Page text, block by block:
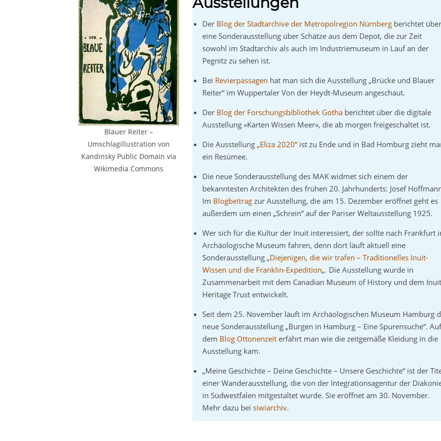
Blauer Reiter –
Umschlagillustration von
Kandinsky Public Domain via
Wikimedia Commons
Der Blog der Stadtarchive der Metropolregion Nürnberg berichtet über
eine Sonderausstellung über Schätze aus dem Depot, die zur Zeit
sowohl im Stadtarchiv als auch im Industriemuseum in Lauf an der
Pegnitz zu sehen ist.
Bei Revierpassagen hat man sich die Ausstellung „Brücke und Blauer
Reiter“ im Wuppertaler Von der Heydt-Museum angeschaut.
Der Blog der Forschungsbibliothek Gotha berichtet über die digitale
Ausstellung »Karten Wissen Meer«, die ab morgen freigeschaltet ist.
Die Ausstellung„Eliza 2020“ ist zu Ende und in Bad Homburg zieht
ein Resümee.
Die neue Sonderausstellung des MAK widmet sich einem der
bekanntesten Architekten des frühen 20. Jahrhunderts: Josef
Im Blogbeitragzur Ausstellung, die am 15. Dezember eröffnet geht es
außerdem um einen „Schrein“ auf der Pariser Weltausstellung 1925.
Wer sich für die Kultur der Inuit interessiert, der sollte nach Frankfurt
Archäologische Museum fahren, denn dort läuft aktuell eine
Sonderausstellung „Diejenigen, die wir trafen – Traditionelles Inuit-
Wissen und die Franklin-Expedition„. Die Ausstellung wurde in
Zusammenarbeit mit dem Canadian Museum of History und dem Inuit
Heritage Trust entwickelt.
Seit dem 25. November läuft im Archäologischen Museum Hamburg
neue Sonderausstellung „Burgen in Hamburg – Eine Spurensuche“.
dem Blog Ottonenzeit erfährt man wie die zeitgemäße Kleidung in die
Ausstellung kam.
„Meine Geschichte – Deine Geschichte – Unsere Geschichte“ ist der
einer Wanderausstellung, die von der Integrationsagentur der
in Südwestfalen mitgestaltet wurde. Sie eröffnet am 30. November.
Mehr dazu beisiwiarchiv.